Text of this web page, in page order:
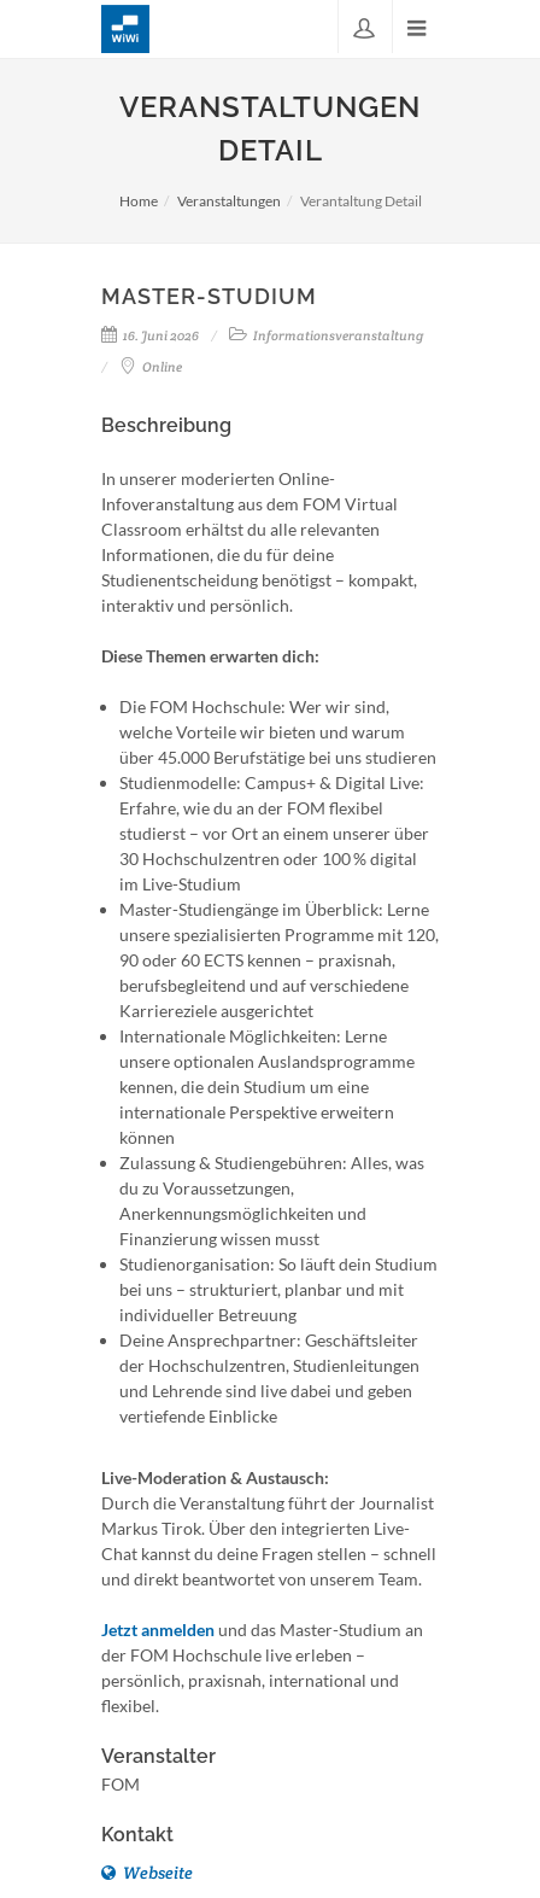
VERANSTALTUNGEN
DETAIL
Home Veranstaltungen Verantaltung Detail
MASTER-STUDIUM
16. Juni 2026
Informationsveranstaltung
Online
Beschreibung
In unserer moderierten Online-
Infoveranstaltung aus dem FOM Virtual
Classroom erhältst du alle relevanten
Informationen, die du für deine
Studienentscheidung benötigst – kompakt,
interaktiv und persönlich.
Diese Themen erwarten dich:
Die FOM Hochschule: Wer wir sind,
welche Vorteile wir bieten und warum
über 45.000 Berufstätige bei uns studieren
Studienmodelle: Campus+ & Digital Live:
Erfahre, wie du an der FOM flexibel
studierst – vor Ort an einem unserer über
30 Hochschulzentren oder 100 % digital
im Live-Studium
Master-Studiengänge im Überblick: Lerne
unsere spezialisierten Programme mit 120,
90 oder 60 ECTS kennen – praxisnah,
berufsbegleitend und auf verschiedene
Karriereziele ausgerichtet
Internationale Möglichkeiten: Lerne
unsere optionalen Auslandsprogramme
kennen, die dein Studium um eine
internationale Perspektive erweitern
können
Zulassung & Studiengebühren: Alles, was
du zu Voraussetzungen,
Anerkennungsmöglichkeiten und
Finanzierung wissen musst
Studienorganisation: So läuft dein Studium
bei uns – strukturiert, planbar und mit
individueller Betreuung
Deine Ansprechpartner: Geschäftsleiter
der Hochschulzentren, Studienleitungen
und Lehrende sind live dabei und geben
vertiefende Einblicke
Live-Moderation & Austausch:
Durch die Veranstaltung führt der Journalist
Markus Tirok. Über den integrierten Live-
Chat kannst du deine Fragen stellen – schnell
und direkt beantwortet von unserem Team.
Jetzt anmeldenund das Master-Studium an
der FOM Hochschule live erleben –
persönlich, praxisnah, international und
flexibel.
Veranstalter
FOM
Kontakt
Webseite